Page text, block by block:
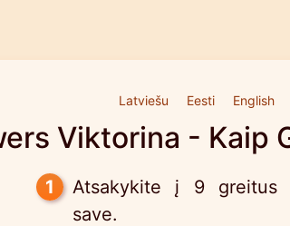
Latviešu Eesti English
Viktorina - Kaip
Atsakykite į 9 greitus
save.